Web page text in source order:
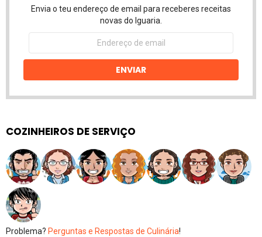
Envia o teu endereço de email para receberes receitas
novas do Iguaria.
Endereço
email
ENVIAR
COZINHEIROS DE SERVIÇO
Problema? Perguntas e Respostas de Culinária!